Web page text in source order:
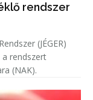
rendszer
(JÉGER)
rendszert
(NAK).